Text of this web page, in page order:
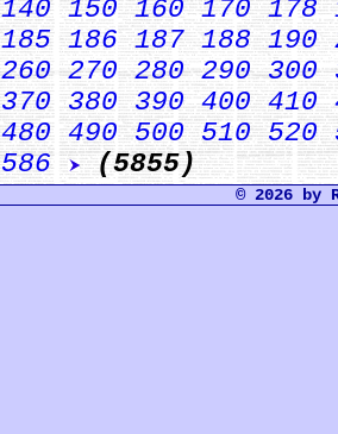
140 150 160 170 178
185 186 187 188 190
260 270 280 290 300
370 380 390 400 410
480 490 500 510 520
586
(5855)
© 2026 by